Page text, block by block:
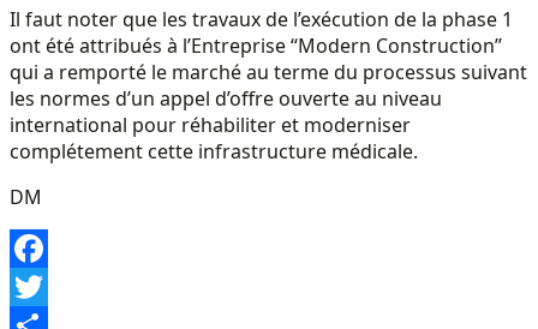
Il faut noter que les travaux de l’exécution de la phase 1
ont été attribués à l’Entreprise ‘‘Modern Construction’’
qui a remporté le marché au terme du processus suivant
les normes d’un appel d’offre ouverte au niveau
international pour réhabiliter et moderniser
complétement cette infrastructure médicale.
DM
Facebook